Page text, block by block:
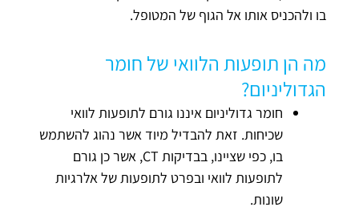
בו ולהכניס אותו אל הגוף של המטופל.
מה הן תופעות הלוואי של חומר
הגדוליניום?
חומר גדוליניום איננו גורם לתופעות לוואי
שכיחות. זאת להבדיל מיוד אשר נהוג להשתמש
בו, כפי שציינו, בבדיקות CT, אשר כן גורם
לתופעות לוואי ובפרט לתופעות של אלרגיות
שונות.